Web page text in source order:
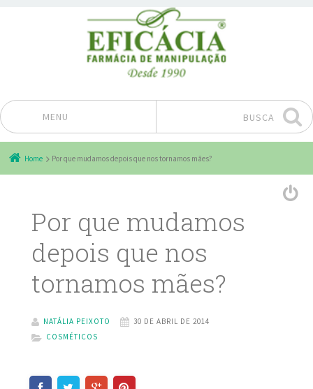
MENU
Pular para o conteúdo
BUSCA
Home Por que mudamos depois que nos tornamos mães?
Por que mudamos
depois que nos
tornamos mães?
NATÁLIA PEIXOTO
30 DE ABRIL DE 2014
COSMÉTICOS